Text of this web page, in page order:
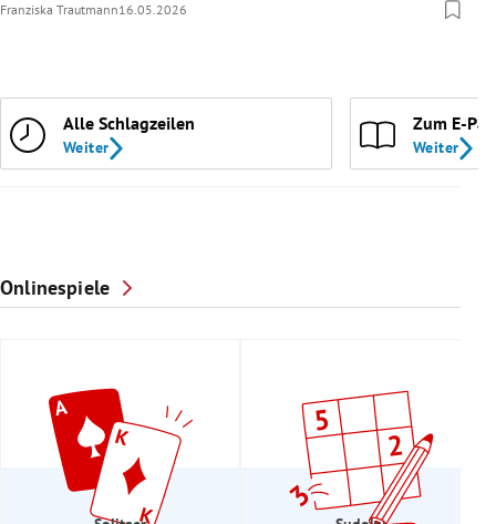
Franziska Trautmann16.05.2026
Alle Schlagzeilen
Weiter
Zum E-
Weiter
Onlinespiele